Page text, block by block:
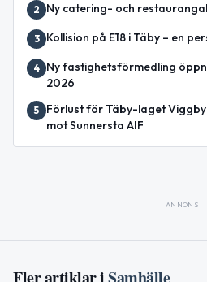
2 Ny catering- och
3 Kollision på E18 i Täby – en
4
Ny fastighetsförmedling
2026
5
Förlust för Täby-laget
mot Sunnersta AIF
ANNONS